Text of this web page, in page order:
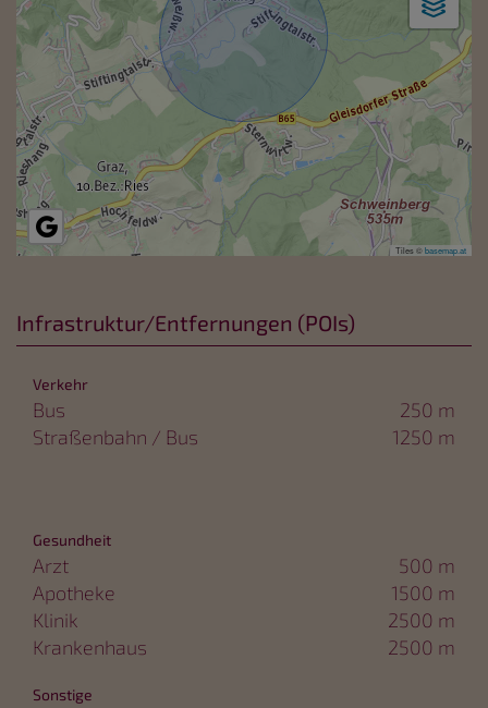
Tiles ©basemap.at
Infrastruktur/Entfernungen (POIs)
Verkehr
Bus
250 m
Straßenbahn / Bus
1250 m
Gesundheit
Arzt
500 m
Apotheke
1500 m
Klinik
2500 m
Krankenhaus
2500 m
Sonstige